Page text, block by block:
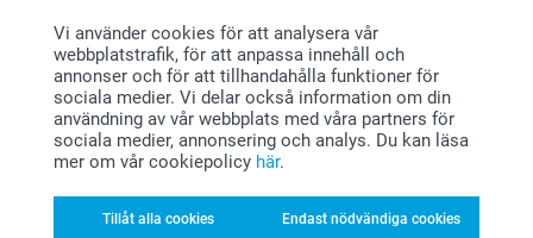
Vi använder cookies för att analysera vår
webbplatstrafik, för att anpassa innehåll och
annonser och för att tillhandahålla funktioner för
sociala medier. Vi delar också information om din
användning av vår webbplats med våra partners för
sociala medier, annonsering och analys. Du kan läsa
mer om vår cookiepolicy här.
Tillåt alla cookies Endast nödvändiga cookies
Bonus på alla dina köp